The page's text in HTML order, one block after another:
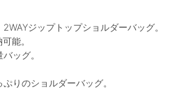
ジップトップショルダーバッグ。
能。
ッグ。
りのショルダーバッグ。